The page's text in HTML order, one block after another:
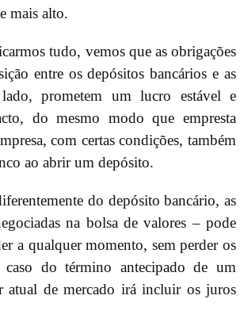
mais alto.
tudo, vemos que as obrigações
entre os depósitos bancários e as
prometem um lucro estável e
do mesmo modo que empresta
com certas condições, também
ao abrir um depósito.
do depósito bancário, as
na bolsa de valores – pode
a qualquer momento, sem perder os
do término antecipado de um
atual de mercado irá incluir os juros